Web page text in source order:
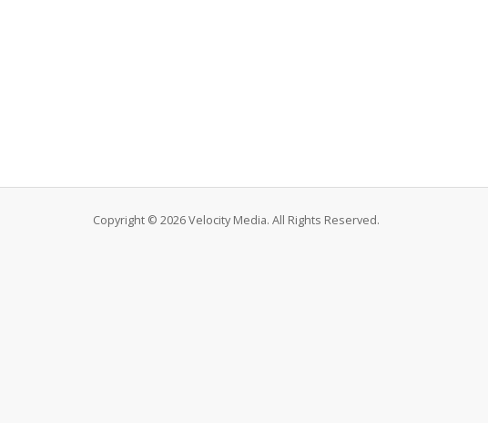
Copyright © 2026 Velocity Media. All Rights Reserved.